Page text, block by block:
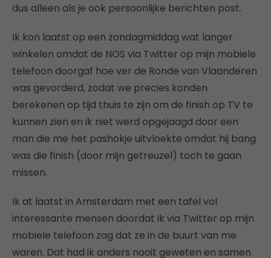
dus alleen als je ook persoonlijke berichten post.
Ik kon laatst op een zondagmiddag wat langer
winkelen omdat de NOS via Twitter op mijn mobiele
telefoon doorgaf hoe ver de Ronde van Vlaanderen
was gevorderd, zodat we precies konden
berekenen op tijd thuis te zijn om de finish op TV te
kunnen zien en ik niet werd opgejaagd door een
man die me het pashokje uitvloekte omdat hij bang
was die finish (door mijn getreuzel) toch te gaan
missen.
Ik at laatst in Amsterdam met een tafel vol
interessante mensen doordat ik via Twitter op mijn
mobiele telefoon zag dat ze in de buurt van me
waren. Dat had ik anders nooit geweten en samen